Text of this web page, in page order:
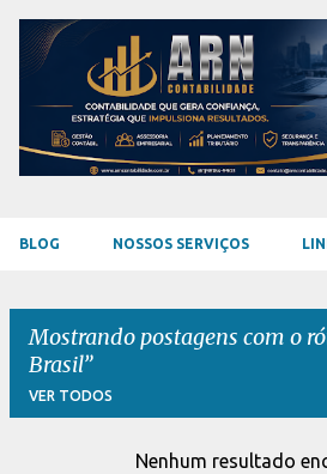
Pular para o
BLOG NOSSOS SERVIÇOS
Mostrando postagens com o
Brasil
VER TODOS
Nenhum resultado